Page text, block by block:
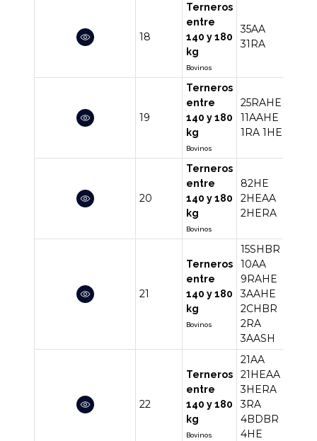
18
Terneros
entre
140 y 180
kg
Bovinos
35AA
31RA
19
Terneros
entre
140 y 180
kg
Bovinos
25RAHE
11AAHE
1RA 1HE
20
Terneros
entre
140 y 180
kg
Bovinos
82HE
2HEAA
2HERA
21
Terneros
entre
140 y 180
kg
Bovinos
15SHBR
10AA
9RAHE
3AAHE
2CHBR
2RA
3AASH
22
Terneros
entre
140 y 180
kg
Bovinos
21AA
21HEAA
3HERA
3RA
4BDBR
4HE